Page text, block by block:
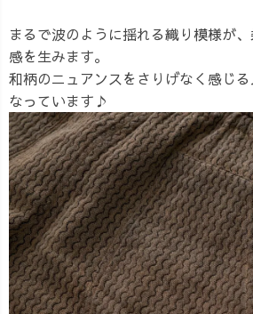
まるで波のように揺れる織り模様が
感を生みます。
和柄のニュアンスをさりげなく感じ
なっています♪